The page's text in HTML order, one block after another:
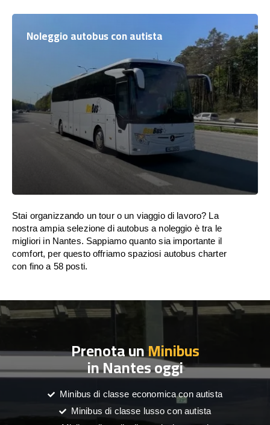
Noleggio autobus con autista
Stai organizzando un tour o un viaggio di lavoro? La
nostra ampia selezione di autobus a noleggio è tra le
migliori in Nantes. Sappiamo quanto sia importante il
comfort, per questo offriamo spaziosi autobus charter
con fino a 58 posti.
Prenota unMinibus
in Nantes oggi
Minibus di classe economica con autista
Minibus di classe lusso con autista